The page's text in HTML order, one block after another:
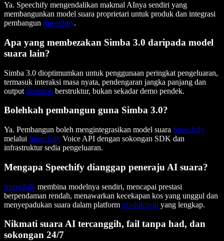
Ya. Speechify mengendalikan makmal AInya sendiri yang
membangunkan model suara proprietari untuk produk dan integrasi
pembangun Speechify.
Apa yang membezakan Simba 3.0 daripada model
suara lain?
Simba 3.0 dioptimumkan untuk penggunaan peringkat pengeluaran,
termasuk interaksi masa nyata, pendengaran jangka panjang dan
output dictation berstruktur, bukan sekadar demo pendek.
Bolehkah pembangun guna Simba 3.0?
Ya. Pembangun boleh mengintegrasikan model suara Speechify
melalui Speechify Voice API dengan sokongan SDK dan
infrastruktur sedia pengeluaran.
Mengapa Speechify dianggap peneraju AI suara?
Speechify membina modelnya sendiri, mencapai prestasi
berpendaman rendah, menawarkan kecekapan kos yang unggul dan
menyepadukan suara dalam platform produktiviti yang lengkap.
Nikmati suara AI tercanggih, fail tanpa had, dan
sokongan 24/7